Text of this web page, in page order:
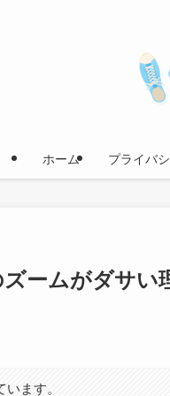
ホーム プライバ
ームがダサい
ます。